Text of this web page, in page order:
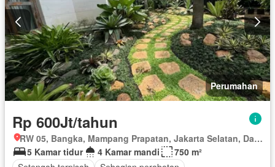
Perumahan
Rp 600Jt/tahun
RW 05, Bangka, Mampang Prapatan, Jakarta Selatan, Daerah Khusus Ibukota Jakarta
5 Kamar tidur
4 Kamar mandi
750 m²